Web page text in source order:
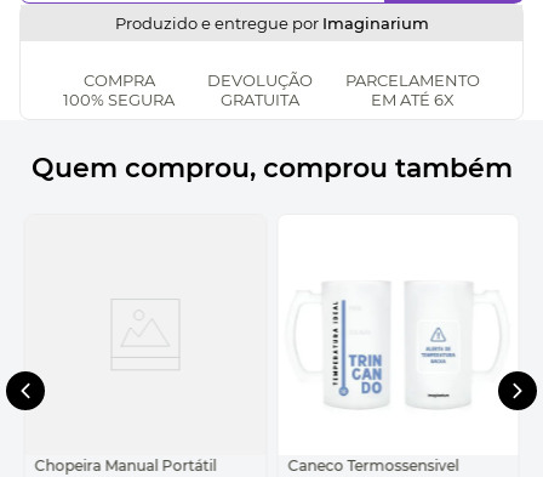
Produzido e entregue por Imaginarium
COMPRA
100% SEGURA
DEVOLUÇÃO
GRATUITA
PARCELAMENTO
EM ATÉ 6X
Quem comprou, comprou também
Chopeira Manual Portátil
Caneco Termossensivel